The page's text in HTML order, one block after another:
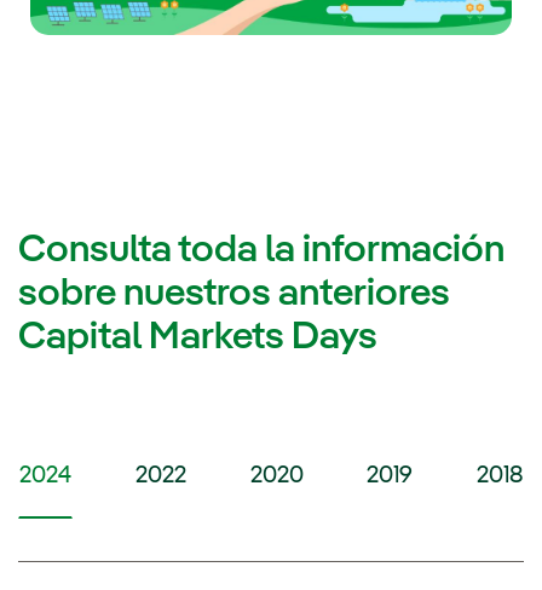
Consulta toda la información
sobre nuestros anteriores
Capital Markets Days
2024 2022 2020 2019 2018